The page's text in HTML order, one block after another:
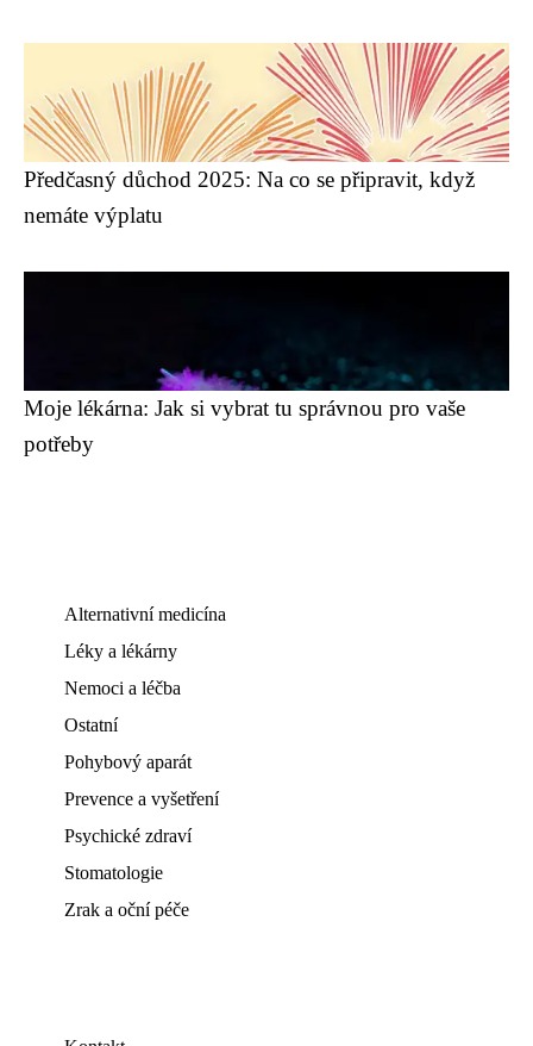
Předčasný důchod 2025: Na co se připravit, když
nemáte výplatu
Moje lékárna: Jak si vybrat tu správnou pro vaše
potřeby
Alternativní medicína
Léky a lékárny
Nemoci a léčba
Ostatní
Pohybový aparát
Prevence a vyšetření
Psychické zdraví
Stomatologie
Zrak a oční péče